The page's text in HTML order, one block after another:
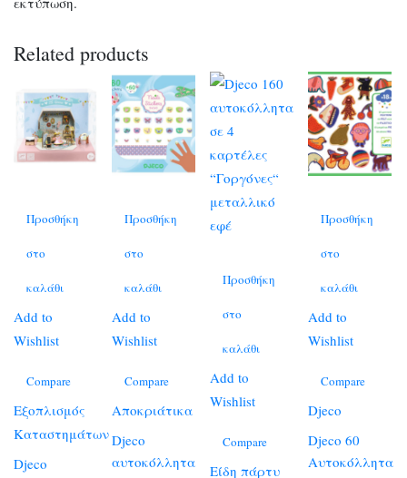
Related products
Προσθήκη
στο
καλάθι
Add to
Wishlist
Compare
Εξοπλισμός
Καταστημάτων
Djeco
Προσθήκη
στο
καλάθι
Add to
Wishlist
Compare
Αποκριάτικα
Djeco
αυτοκόλλητα
Προσθήκη
στο
καλάθι
Add to
Wishlist
Compare
Είδη πάρτυ
Προσθήκη
στο
καλάθι
Add to
Wishlist
Compare
Djeco
Djeco 60
Αυτοκόλλητα